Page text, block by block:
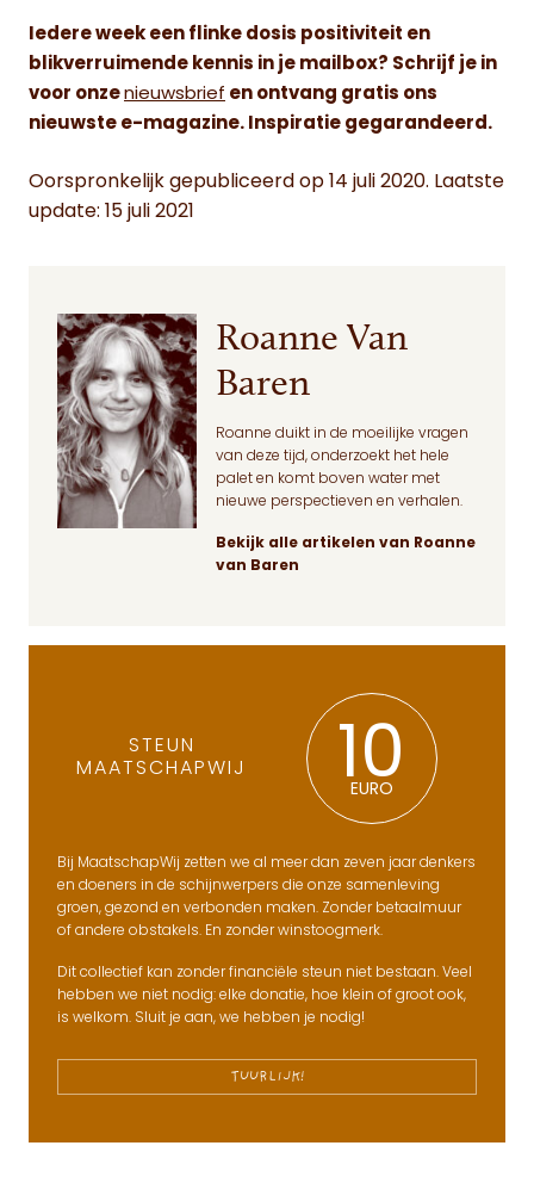
Iedere week een flinke dosis positiviteit en
blikverruimende kennis in je mailbox? Schrijf je in
voor onze nieuwsbrief en ontvang gratis ons
nieuwste e-magazine. Inspiratie gegarandeerd.
Oorspronkelijk gepubliceerd op 14 juli 2020. Laatste
update: 15 juli 2021
Roanne Van
Baren
Roanne duikt in de moeilijke vragen
van deze tijd, onderzoekt het hele
palet en komt boven water met
nieuwe perspectieven en verhalen.
Bekijk alle artikelen van Roanne
van Baren
STEUN
MAATSCHAPWIJ
10
EURO
Bij MaatschapWij zetten we al meer dan zeven jaar denkers
en doeners in de schijnwerpers die onze samenleving
groen, gezond en verbonden maken. Zonder betaalmuur
of andere obstakels. En zonder winstoogmerk.
Dit collectief kan zonder financiële steun niet bestaan. Veel
hebben we niet nodig: elke donatie, hoe klein of groot ook,
is welkom. Sluit je aan, we hebben je nodig!
TUURLIJK!